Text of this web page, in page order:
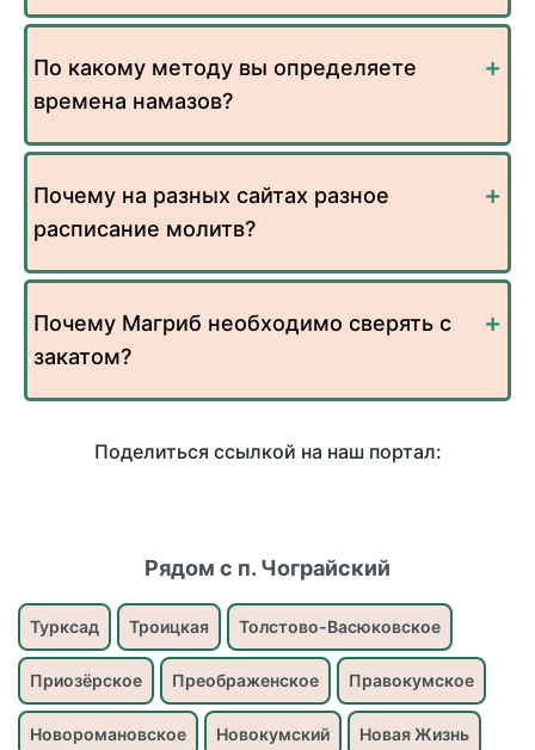
По какому методу вы определяете
времена намазов?
Почему на разных сайтах разное
расписание молитв?
Почему Магриб необходимо сверять с
закатом?
Поделиться ссылкой на наш портал:
Рядом с п. Чограйский
Турксад Троицкая Толстово-Васюковское
Приозёрское Преображенское Правокумское
Новоромановское Новокумский Новая Жизнь